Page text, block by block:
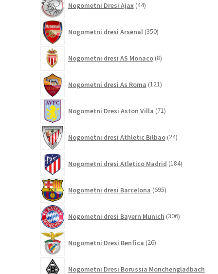
Nogometni Dresi Ajax 44izdelkov
Nogometni dresi Arsenal 350izdelkov
Nogometni dresi AS Monaco 8izdelkov
Nogometni dresi As Roma 121izdelkov
Nogometni Dresi Aston Villa 71izdelkov
Nogometni dresi Athletic Bilbao 24izdelkov
Nogometni dresi Atletico Madrid 184izdelkov
Nogometni dresi Barcelona 695izdelkov
Nogometni dresi Bayern Munich 306izdelkov
Nogometni Dresi Benfica 26izdelkov
Nogometni Dresi Borussia Monchengladbach